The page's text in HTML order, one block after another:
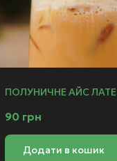
ПОЛУНИЧНЕ АЙС ЛАТЕ
90 грн
Додати в кошик